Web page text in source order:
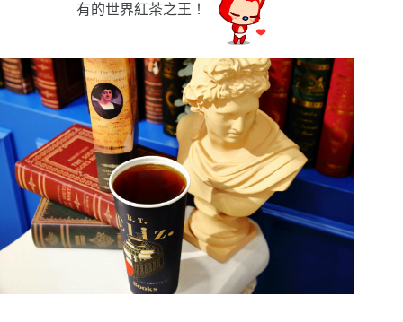
有的世界紅茶之王！